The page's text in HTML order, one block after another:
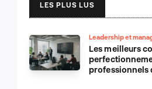
LES PLUS LUS
Leadership et
Les meilleurs
professionnels